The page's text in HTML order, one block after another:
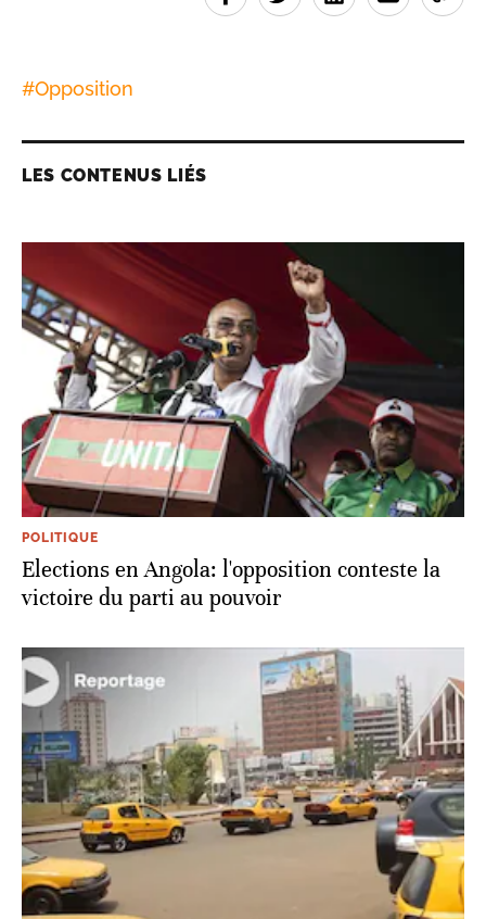
#Opposition
LES CONTENUS LIÉS
POLITIQUE
Elections en Angola: l'opposition conteste la
victoire du parti au pouvoir